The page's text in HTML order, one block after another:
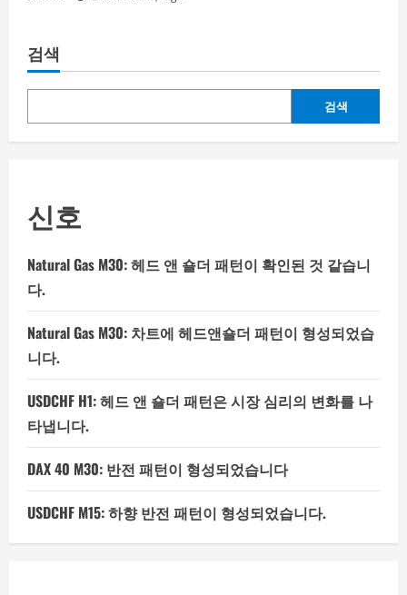
검색
검색
신호
Natural Gas M30: 헤드 앤 숄더 패턴이 확인된 것 같습니
다.
Natural Gas M30: 차트에 헤드앤숄더 패턴이 형성되었습
니다.
USDCHF H1: 헤드 앤 숄더 패턴은 시장 심리의 변화를 나
타냅니다.
DAX 40 M30: 반전 패턴이 형성되었습니다
USDCHF M15: 하향 반전 패턴이 형성되었습니다.